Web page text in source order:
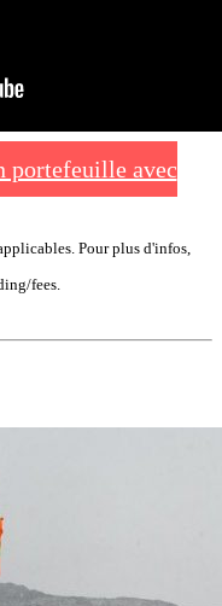
portefeuille avec
Pour plus d'infos,
fees.